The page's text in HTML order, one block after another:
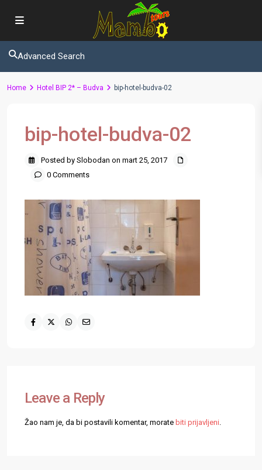
Advanced Search
Home Hotel BIP 2* – Budva bip-hotel-budva-02
bip-hotel-budva-02
Posted by Slobodan on mart 25, 2017
0 Comments
Leave a Reply
Žao nam je, da bi postavili komentar, morate biti prijavljeni.